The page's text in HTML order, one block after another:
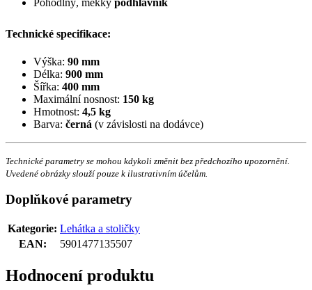
Technické specifikace:
Výška: 90 mm
Délka: 900 mm
Šířka: 400 mm
Maximální nosnost: 150 kg
Hmotnost: 4,5 kg
Barva: černá (v závislosti na dodávce)
Technické parametry se mohou kdykoli změnit bez předchozího upozornění.
Uvedené obrázky slouží pouze k ilustrativním účelům.
Doplňkové parametry
Kategorie: Lehátka a stoličky
EAN: 5901477135507
Hodnocení produktu